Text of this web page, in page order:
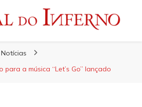
Notícias
para a música “Let’s Go” lançado